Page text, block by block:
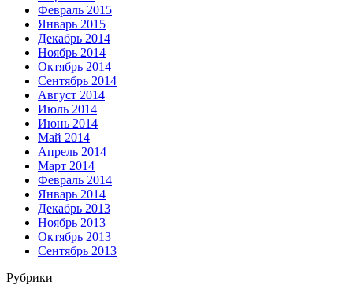
Февраль 2015
Январь 2015
Декабрь 2014
Ноябрь 2014
Октябрь 2014
Сентябрь 2014
Август 2014
Июль 2014
Июнь 2014
Май 2014
Апрель 2014
Март 2014
Февраль 2014
Январь 2014
Декабрь 2013
Ноябрь 2013
Октябрь 2013
Сентябрь 2013
Рубрики